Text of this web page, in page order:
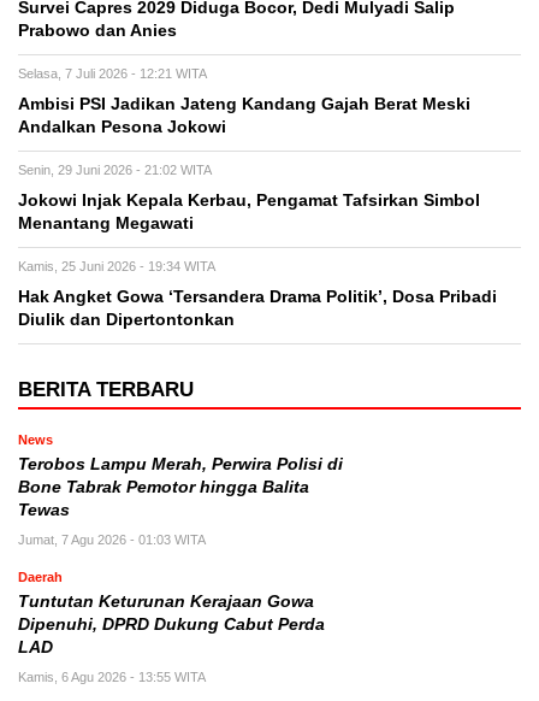
Survei Capres 2029 Diduga Bocor, Dedi Mulyadi Salip
Prabowo dan Anies
Selasa, 7 Juli 2026 - 12:21 WITA
Ambisi PSI Jadikan Jateng Kandang Gajah Berat Meski
Andalkan Pesona Jokowi
Senin, 29 Juni 2026 - 21:02 WITA
Jokowi Injak Kepala Kerbau, Pengamat Tafsirkan Simbol
Menantang Megawati
Kamis, 25 Juni 2026 - 19:34 WITA
Hak Angket Gowa ‘Tersandera Drama Politik’, Dosa Pribadi
Diulik dan Dipertontonkan
BERITA TERBARU
News
Terobos Lampu Merah, Perwira Polisi di
Bone Tabrak Pemotor hingga Balita
Tewas
Jumat, 7 Agu 2026 - 01:03 WITA
Daerah
Tuntutan Keturunan Kerajaan Gowa
Dipenuhi, DPRD Dukung Cabut Perda
LAD
Kamis, 6 Agu 2026 - 13:55 WITA